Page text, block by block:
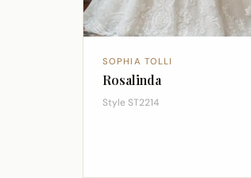
SOPHIA TOLLI
Rosalinda
Style ST2214